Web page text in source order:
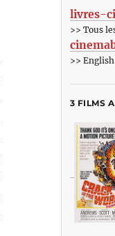
livres-
>> Tous
>>
3 FILMS